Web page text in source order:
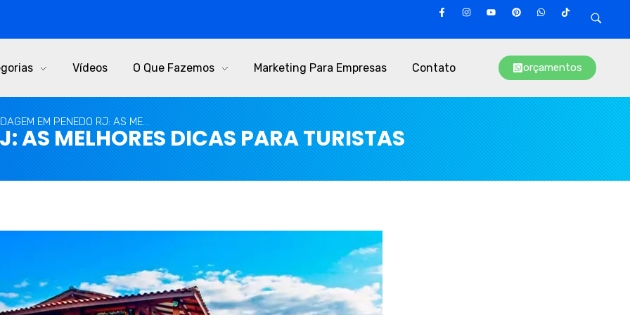
Vídeos O Que Fazemos Marketing Para Empresas Contato orçamentos
EM PENEDO RJ: AS ME...
AS MELHORES DICAS PARA TURISTAS